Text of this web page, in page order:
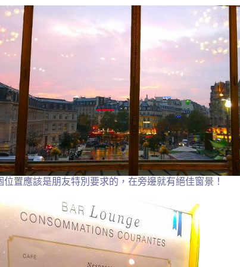
位置應該是朋友特別要求的，在旁邊就有絕佳窗景 ！